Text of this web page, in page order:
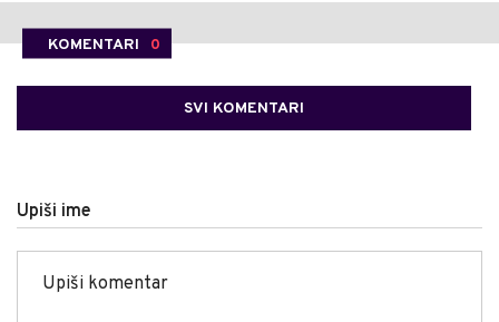
KOMENTARI 0
SVI KOMENTARI
Upiši ime